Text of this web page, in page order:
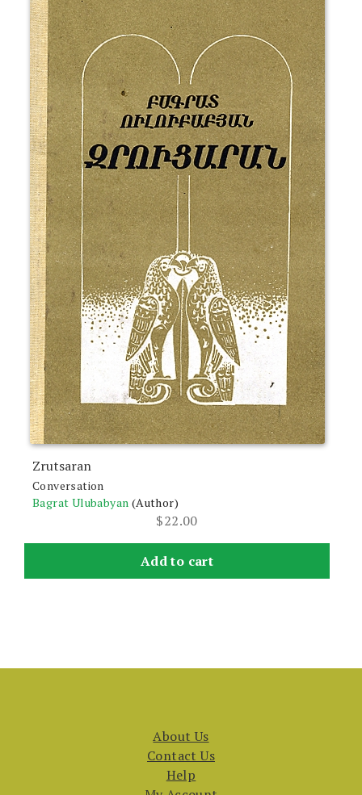
Zrutsaran
Conversation
Bagrat Ulubabyan (Author)
$22.00
Add to cart
About Us
Contact Us
Help